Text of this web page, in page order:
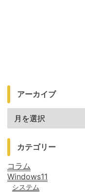
アーカイブ
カテゴリー
コラム
Windows11
システム